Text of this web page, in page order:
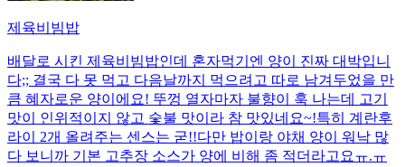
제육비빔밥
배달로 시킨 제육비빔밥인데 혼자먹기엔 양이 진짜 대박입니
다;; 결국 다 못 먹고 다음날까지 먹으려고 따로 남겨두었을 만
큼 혜자로운 양이에요! 뚜껑 열자마자 불향이 훅 나는데 고기
맛이 인위적이지 않고 숯불 맛이라 참 맛있네요~!특히 계란후
라이 2개 올려주는 센스는 굳!! ​다만 밥이랑 야채 양이 워낙 많
다 보니까 기본 고추장 소스가 양에 비해 좀 적더라고요ㅠ.ㅠ